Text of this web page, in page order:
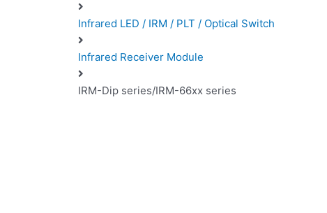
Infrared LED / IRM / PLT / Optical Switch
Infrared Receiver Module
IRM-Dip series/IRM-66xx series